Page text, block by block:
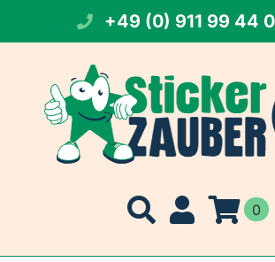
springen
+49 (0) 911 99 44
0